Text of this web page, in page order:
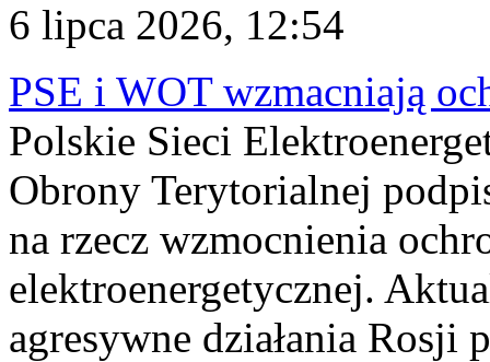
6 lipca 2026, 12:54
PSE i WOT wzmacniają
Polskie Sieci
Obrony Terytorialnej
na rzecz wzmocnienia
elektroenergetycznej.
agresywne działania Rosji